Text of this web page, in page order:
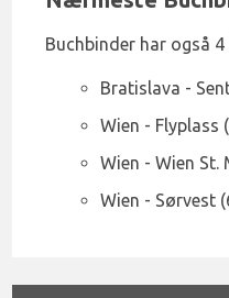
Buchbinder har også
Bratislava -
Wien - Flyplass
Wien - Wien St.
Wien - Sørvest